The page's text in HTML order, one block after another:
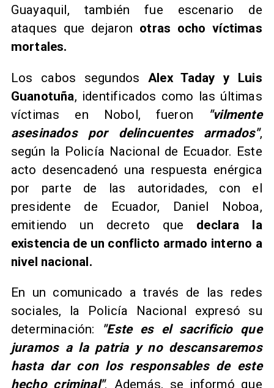
Guayaquil, también fue escenario de
ataques que dejaron otras ocho víctimas
mortales.
​Los cabos segundos Alex Taday y Luis
Guanotuña, identificados como las últimas
víctimas en Nobol, fueron
"vilmente
asesinados por delincuentes armados",
según la Policía Nacional de Ecuador. Este
acto desencadenó una respuesta enérgica
por parte de las autoridades, con el
presidente de Ecuador, Daniel Noboa,
emitiendo un decreto que declara la
existencia de un conflicto armado interno a
nivel nacional.
​En un comunicado a través de las redes
sociales, la Policía Nacional expresó su
determinación:
"Este es el sacrificio que
juramos a la patria y no descansaremos
hasta dar con los responsables de este
hecho criminal". Además, se informó que